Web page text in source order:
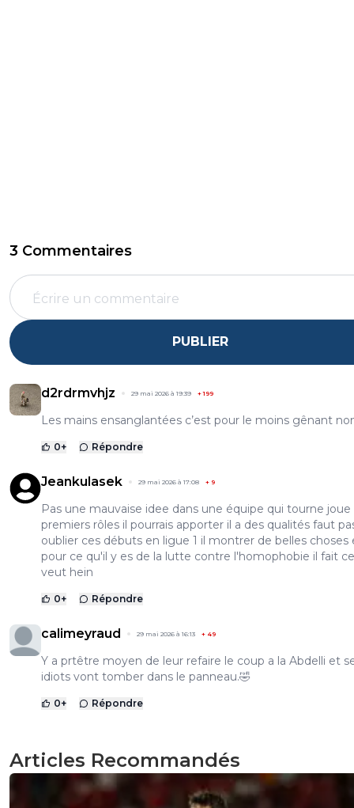
3 Commentaires
PUBLIER
d2rdrmvhjz 29 mai 2026 à 19:39 +199
Les mains ensanglantées c’est pour le moins gênant
0+ Répondre
Jeankulasek 29 mai 2026 à 17:08 + 9
Pas une mauvaise idee dans une équipe qui tourne joue
premiers rôles il pourrais apporter il a des qualités faut
oublier ces débuts en ligue 1 il montrer de belles choses
pour ce qu'il y es de la lutte contre l'homophobie il fait
veut hein
0+ Répondre
calimeyraud 29 mai 2026 à 16:13 + 49
Y a prtêtre moyen de leur refaire le coup a la Abdelli et
idiots vont tomber dans le panneau.🤣
0+ Répondre
Articles Recommandés